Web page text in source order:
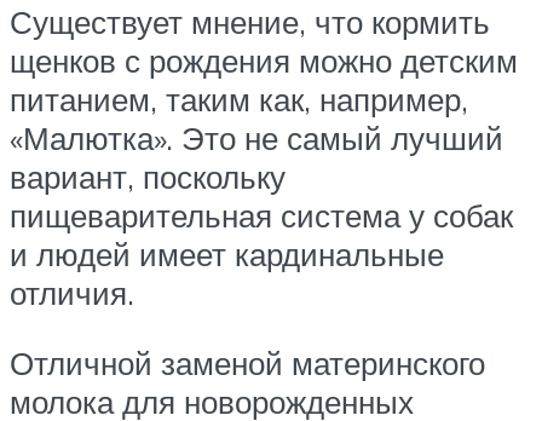
Существует мнение, что кормить
щенков с рождения можно детским
питанием, таким как, например,
«Малютка». Это не самый лучший
вариант, поскольку
пищеварительная система у собак
и людей имеет кардинальные
отличия.
Отличной заменой материнского
молока для новорожденных